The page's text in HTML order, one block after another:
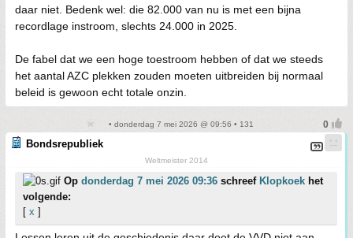
daar niet. Bedenk wel: die 82.000 van nu is met een bijna
recordlage instroom, slechts 24.000 in 2025.
De fabel dat we een hoge toestroom hebben of dat we steeds
het aantal AZC plekken zouden moeten uitbreiden bij normaal
beleid is gewoon echt totale onzin.
• donderdag 7 mei 2026 @ 09:56 • 131
Bondsrepubliek
Weltmeister 2014
Op donderdag 7 mei 2026 09:36 schreef Klopkoek het
volgende:
[ x ]